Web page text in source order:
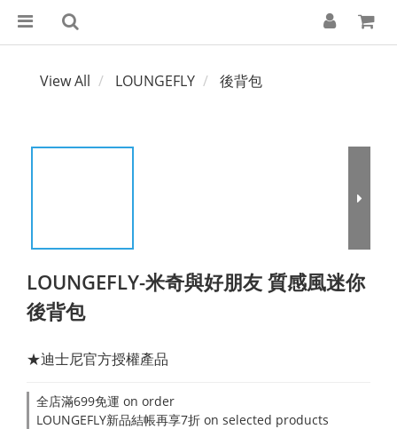
View All LOUNGEFLY 後背包
LOUNGEFLY-米奇與好朋友 質感風迷你
後背包
★迪士尼官方授權產品
全店滿699免運 on order
LOUNGEFLY新品結帳再享7折 on selected products